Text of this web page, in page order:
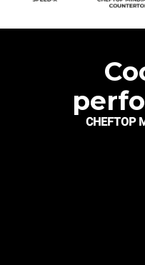
CHEFTOP